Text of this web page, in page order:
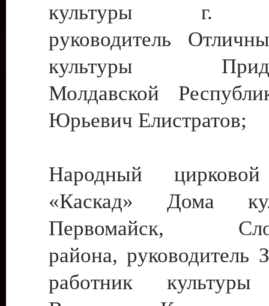
культуры г.
руководитель
культуры
Молдавской
Юрьевич Елистратов;
Народный цирковой
«Каскад» Дома
Первомайск,
района, руководитель
работник культуры